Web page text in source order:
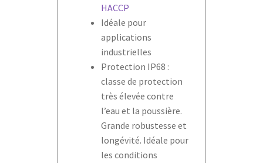
HACCP
Idéale pour
applications
industrielles
Protection IP68 :
classe de protection
très élevée contre
l’eau et la poussière.
Grande robustesse et
longévité. Idéale pour
les conditions